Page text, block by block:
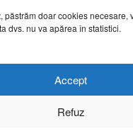
, păstrăm doar cookies necesare,
dvs. nu va apărea în statistici.
Accept
Refuz
construcția care